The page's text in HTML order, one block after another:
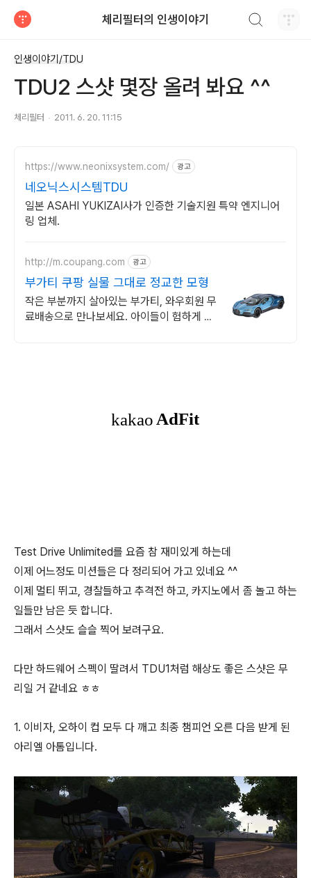
체리필터의 인생이야기
인생이야기/TDU
TDU2 스샷 몇장 올려 봐요 ^^
체리필터 2011. 6. 20. 11:15
https://www.neonixsystem.com/ 광고
네오닉스시스템TDU
일본 ASAHI YUKIZAI사가 인증한 기술지원 특약 엔지니어
링 업체.
http://m.coupang.com 광고
부가티 쿠팡 실물 그대로 정교한 모형
작은 부분까지 살아있는 부가티, 와우회원 무
료배송으로 만나보세요. 아이들이 험하게 다
Test Drive Unlimited를 요즘 참 재미있게 하는데
이제 어느정도 미션들은 다 정리되어 가고 있네요 ^^
이제 멀티 뛰고, 경찰들하고 추격전 하고, 카지노에서 좀 놀고 하는
일들만 남은 듯 합니다.
그래서 스샷도 슬슬 찍어 보려구요.
다만 하드웨어 스펙이 딸려서 TDU1처럼 해상도 좋은 스샷은 무
리일 거 같네요 ㅎㅎ
1. 이비자, 오하이 컵 모두 다 깨고 최종 챔피언 오른 다음 받게 된
아리엘 아톰입니다.